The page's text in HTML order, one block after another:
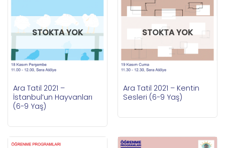
STOKTA YOK
Ara Tatil 2021 –
İstanbul’un Hayvanları
(6-9 Yaş)
STOKTA YOK
Ara Tatil 2021 – Kentin
Sesleri (6-9 Yaş)